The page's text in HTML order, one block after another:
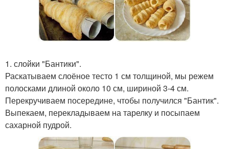
1. слойки "Бантики".
Раскатываем слоёное тесто 1 см толщиной, мы режем
полосками длиной около 10 см, шириной 3-4 см.
Перекручиваем посередине, чтобы получился "Бантик".
Выпекаем, перекладываем на тарелку и посыпаем
сахарной пудрой.